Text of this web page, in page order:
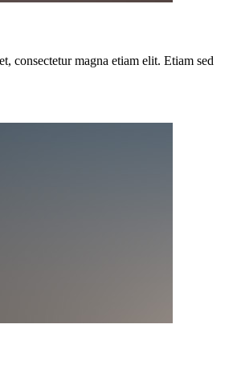
consectetur magna etiam elit. Etiam sed